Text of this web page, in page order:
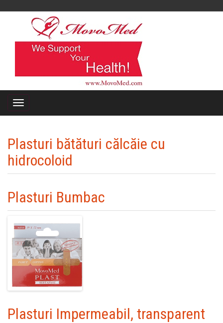
Plasturi bătături călcăie cu
hidrocoloid
Plasturi Bumbac
Plasturi Impermeabil, transparent